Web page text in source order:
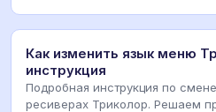
Как изменить язык меню
инструкция
Подробная инструкция по
ресиверах Триколор. Решаем